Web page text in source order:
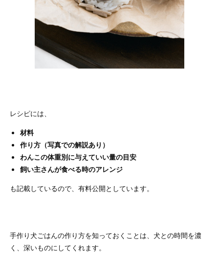
レシピには、
材料
作り方（写真での解説あり）
わんこの体重別に与えていい量の目安
飼い主さんが食べる時のアレンジ
も記載しているので、有料公開としています。
手作り犬ごはんの作り方を知っておくことは、犬との時間を濃
く、深いものにしてくれます。